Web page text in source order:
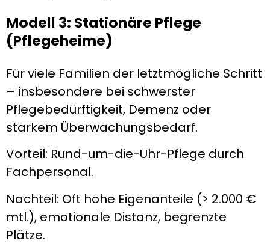
Modell 3: Stationäre Pflege
(Pflegeheime)
Für viele Familien der letztmögliche Schritt
– insbesondere bei schwerster
Pflegebedürftigkeit, Demenz oder
starkem Überwachungsbedarf.
Vorteil: Rund-um-die-Uhr-Pflege durch
Fachpersonal.
Nachteil: Oft hohe Eigenanteile (> 2.000 €
mtl.), emotionale Distanz, begrenzte
Plätze.